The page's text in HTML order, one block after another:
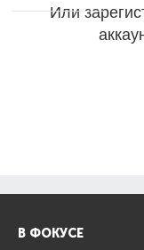
Или
В ФОКУСЕ